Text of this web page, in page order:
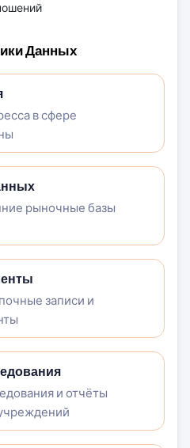
Данных
в сфере
рыночные базы
записи и
и отчёты